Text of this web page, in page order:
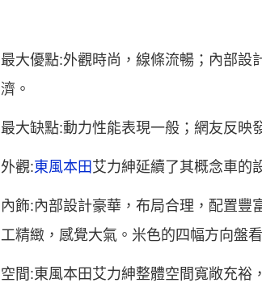
最大優點:外觀時尚，線條流暢；內部設
濟。
最大缺點:動力性能表現一般；網友反映
外觀:東風本田 艾力紳延續了其概念車的
內飾:內部設計豪華，布局合理，配置豐
工精緻，感覺大氣。米色的四幅方向盤
空間:東風本田艾力紳整體空間寬敞充裕